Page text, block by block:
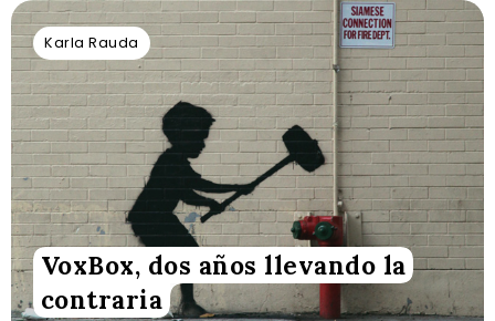
Karla Rauda
VoxBox, dos años llevando la
contraria